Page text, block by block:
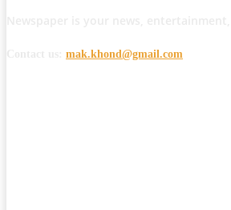
mak.khond@gmail.com